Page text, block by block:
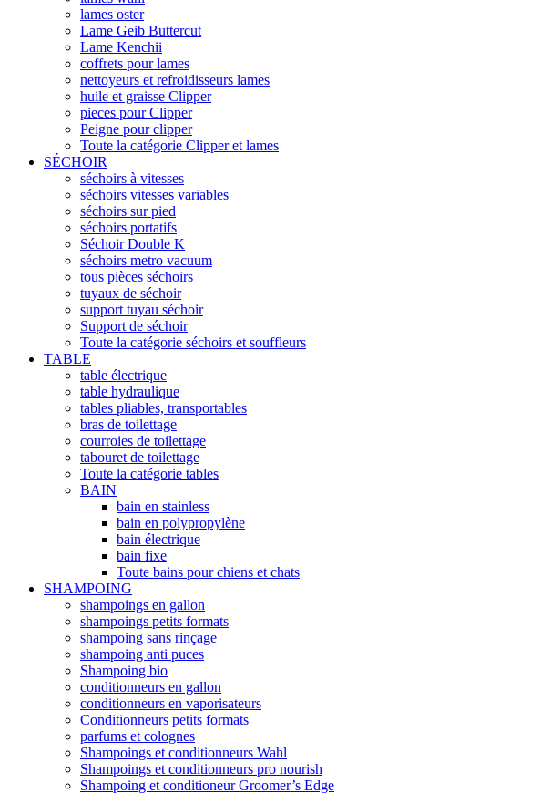
lames oster
Lame Geib Buttercut
Lame Kenchii
coffrets pour lames
nettoyeurs et refroidisseurs lames
huile et graisse Clipper
pieces pour Clipper
Peigne pour clipper
Toute la catégorie Clipper et lames
SÉCHOIR
séchoirs à vitesses
séchoirs vitesses variables
séchoirs sur pied
séchoirs portatifs
Séchoir Double K
séchoirs metro vacuum
tous pièces séchoirs
tuyaux de séchoir
support tuyau séchoir
Support de séchoir
Toute la catégorie séchoirs et souffleurs
TABLE
table électrique
table hydraulique
tables pliables, transportables
bras de toilettage
courroies de toilettage
tabouret de toilettage
Toute la catégorie tables
BAIN
bain en stainless
bain en polypropylène
bain électrique
bain fixe
Toute bains pour chiens et chats
SHAMPOING
shampoings en gallon
shampoings petits formats
shampoing sans rinçage
shampoing anti puces
Shampoing bio
conditionneurs en gallon
conditionneurs en vaporisateurs
Conditionneurs petits formats
parfums et colognes
Shampoings et conditionneurs Wahl
Shampoings et conditionneurs pro nourish
Shampoing et conditioneur Groomer’s Edge